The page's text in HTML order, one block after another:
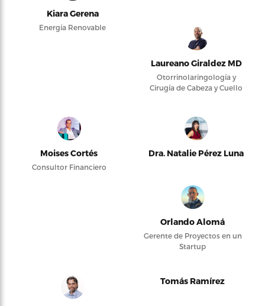
Kiara Gerena
Energía Renovable
Laureano Giraldez MD
Otorrinolaringología y
Cirugía de Cabeza y Cuello
Moises Cortés
Consultor Financiero
Dra. Natalie Pérez Luna
Orlando Alomá
Gerente de Proyectos en un
Startup
Tomás Ramírez